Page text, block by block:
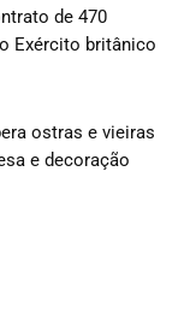
de 470
Exército britânico
ostras e vieiras
e decoração